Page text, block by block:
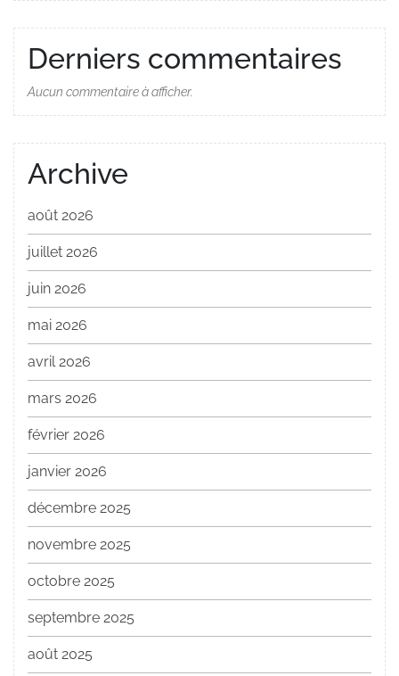
Derniers commentaires
Aucun commentaire à afficher.
Archive
août 2026
juillet 2026
juin 2026
mai 2026
avril 2026
mars 2026
février 2026
janvier 2026
décembre 2025
novembre 2025
octobre 2025
septembre 2025
août 2025